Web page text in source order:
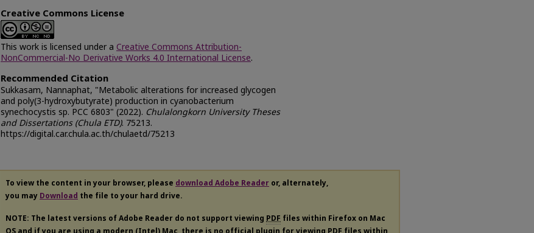
Creative Commons License
This work is licensed under a Creative Commons Attribution-
NonCommercial-No Derivative Works 4.0 International License.
Recommended Citation
Sukkasam, Nannaphat, "Metabolic alterations for increased glycogen
and poly(3-hydroxybutyrate) production in cyanobacterium
synechocystis sp. PCC 6803" (2022). Chulalongkorn University Theses
and Dissertations (Chula ETD). 75213.
https://digital.car.chula.ac.th/chulaetd/75213
To view the content in your browser, please download Adobe Reader or, alternately,
you may Download the file to your hard drive.
NOTE: The latest versions of Adobe Reader do not support viewing PDF files within Firefox on Mac